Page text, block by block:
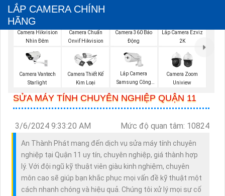
LẮP CAMERA CHÍNH
HÃNG
Camera Hikvision
Nhìn Đêm
Camera Chuẩn
Onvif Hikvision
Camera 360 Báo
Động
Lắp Camera Ezviz
2K
Camera Vantech
Starlight
Camera Thiết Kế
Kim Loại
Lắp Camera
Samsung Công
Camera Zoom
Uniview
SỬA MÁY TÍNH CHUYÊN NGHIỆP QUẬN 11
3/6/2024 9:33:20 AM Mức độ quan tâm: 10824
An Thành Phát mang đến dịch vụ sửa máy tính chuyên
nghiệp tại Quận 11 uy tín, chuyên nghiệp, giá thành hợp
lý. Với đội ngũ kỹ thuật viên giàu kinh nghiệm, chuyên
môn cao sẽ giúp bạn khắc phục mọi vấn đề kỹ thuật một
cách nhanh chóng và hiệu quả. Chúng tôi xử lý mọi sự cố